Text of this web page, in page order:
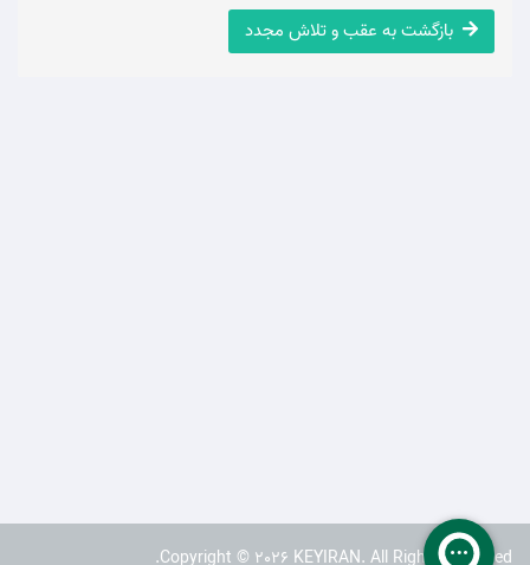
بازگشت به عقب و تلاش مجدد
Copyright © 2026 KEYIRAN. All Rights Reserved.